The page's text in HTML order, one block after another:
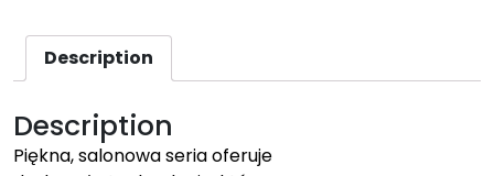
Description
Description
Piękna, salonowa seria oferuje